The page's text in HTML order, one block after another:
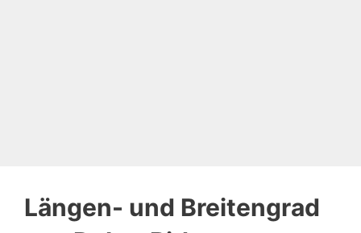
Längen- und Breitengrad